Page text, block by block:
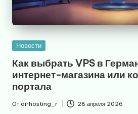
Опубликовано
Новости
Как выбрать VPS в
интернет-магазина или
портала
Запись
От airhosting_r 28 апреля 2026